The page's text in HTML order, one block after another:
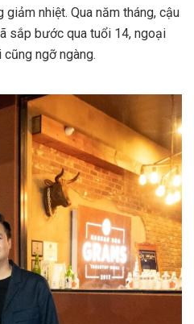
nhiệt. Qua năm tháng, cậu
sắp bước qua tuổi 14, ngoại
ngỡ ngàng.